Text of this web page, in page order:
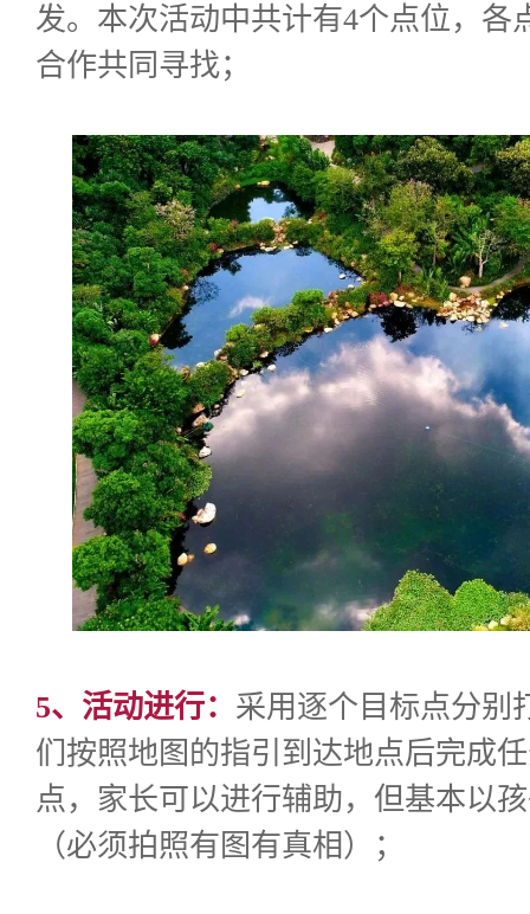
发。本次活动中共计有4个点位，各
合作共同寻找；
5、活动进行： 采用逐个目标点分别
们按照地图的指引到达地点后完成
点，家长可以进行辅助，但基本以
（必须拍照有图有真相）；